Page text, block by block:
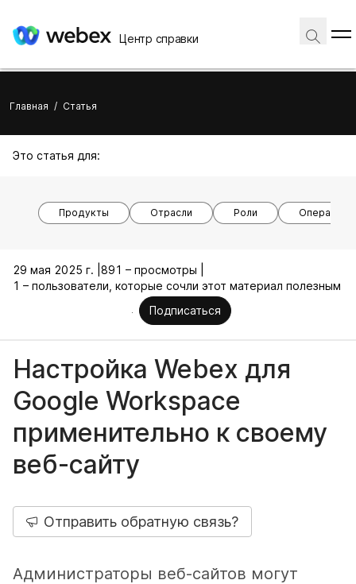
Центр справки
Главная / Статья
Это статья для:
Продукты Отрасли Роли
29 мая 2025 г. | 891 – просмотры |
1 – пользователи, которые сочли этот материал полезным
Подписаться
Настройка Webex для
Google Workspace
применительно к своему
веб-сайту
Отправить обратную связь?
Администраторы веб-сайтов могут